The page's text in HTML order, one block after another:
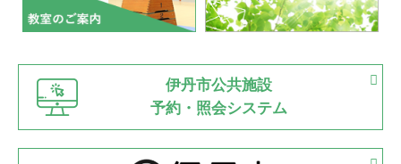
市内総合体育大会が開始
緑ケ丘体育館 猪名川運動広場
古池運動広場
2022.06.12
県知事杯争奪バレーボール大会が開催
緑ケ丘体育館
2022.05.05
伊丹市公共施設
予約・照会システム